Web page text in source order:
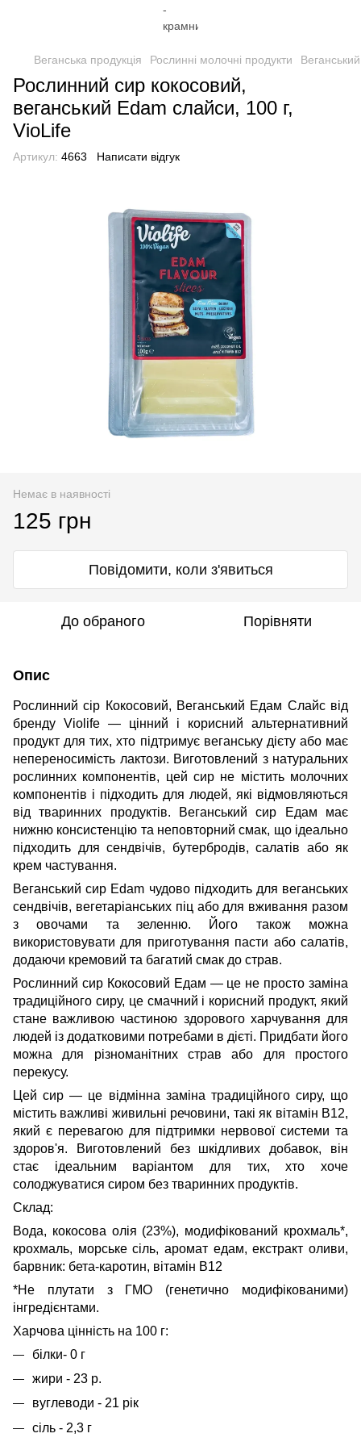
Веганська продукція Рослинні молочні продукти
Рослинний сир кокосовий,
веганський Edam слайси, 100 г,
VioLife
Артикул: 4663 Написати відгук
Немає в наявності
125 грн
Повідомити, коли з'явиться
До обраного Порівняти
Опис
Рослинний сір Кокосовий, Веганський Едам Слайс від
бренду Violife — цінний і корисний альтернативний
продукт для тих, хто підтримує веганську дієту або має
непереносимість лактози. Виготовлений з натуральних
рослинних компонентів, цей сир не містить молочних
компонентів і підходить для людей, які відмовляються
від тваринних продуктів. Веганський сир Едам має
нижню консистенцію та неповторний смак, що ідеально
підходить для сендвічів, бутербродів, салатів або як
крем частування.
Веганський сир Edam чудово підходить для веганських
сендвічів, вегетаріанських піц або для вживання разом
з овочами та зеленню. Його також можна
використовувати для приготування пасти або салатів,
додаючи кремовий та багатий смак до страв.
Рослинний сир Кокосовий Едам — це не просто заміна
традиційного сиру, це смачний і корисний продукт, який
стане важливою частиною здорового харчування для
людей із додатковими потребами в дієті. Придбати його
можна для різноманітних страв або для простого
перекусу.
Цей сир — це відмінна заміна традиційного сиру, що
містить важливі живильні речовини, такі як вітамін B12,
який є перевагою для підтримки нервової системи та
здоров'я. Виготовлений без шкідливих добавок, він
стає ідеальним варіантом для тих, хто хоче
солоджуватися сиром без тваринних продуктів.
Склад:
Вода, кокосова олія (23%), модифікований крохмаль*,
крохмаль, морське сіль, аромат едам, екстракт оливи,
барвник: бета-каротин, вітамін B12
*Не плутати з ГМО (генетично модифікованими)
інгредієнтами.
Харчова цінність на 100 г:
білки- 0 г
жири - 23 р.
вуглеводи - 21 рік
сіль - 2,3 г